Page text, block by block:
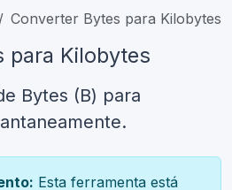
Converter Bytes para Kilobytes
para Kilobytes
Bytes (B) para
Esta ferramenta está